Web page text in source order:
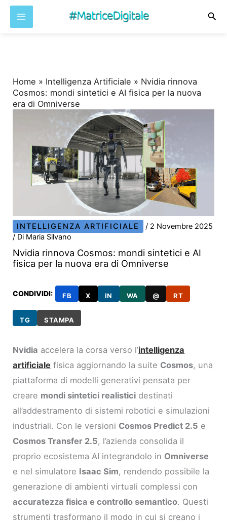
Home » Intelligenza Artificiale » Nvidia rinnova
Cosmos: mondi sintetici e AI fisica per la nuova
era di Omniverse
INTELLIGENZA ARTIFICIALE / 2 Novembre 2025
/ Di Maria Silvano
Nvidia rinnova Cosmos: mondi sintetici e AI
fisica per la nuova era di Omniverse
CONDIVIDI: FB X IN WA @ RT
TG STAMPA
Nvidia accelera la corsa verso l’intelligenza
artificiale fisica aggiornando la suite Cosmos, una
piattaforma di modelli generativi pensata per
creare mondi sintetici realistici destinati
all’addestramento di sistemi robotici e simulazioni
industriali. Con le versioni Cosmos Predict 2.5 e
Cosmos Transfer 2.5, l’azienda consolida il
proprio ecosistema AI integrandolo in Omniverse
e nel simulatore Isaac Sim, rendendo possibile la
generazione di ambienti virtuali complessi con
accuratezza fisica e controllo semantico. Questi
strumenti trasformano il modo in cui si creano i